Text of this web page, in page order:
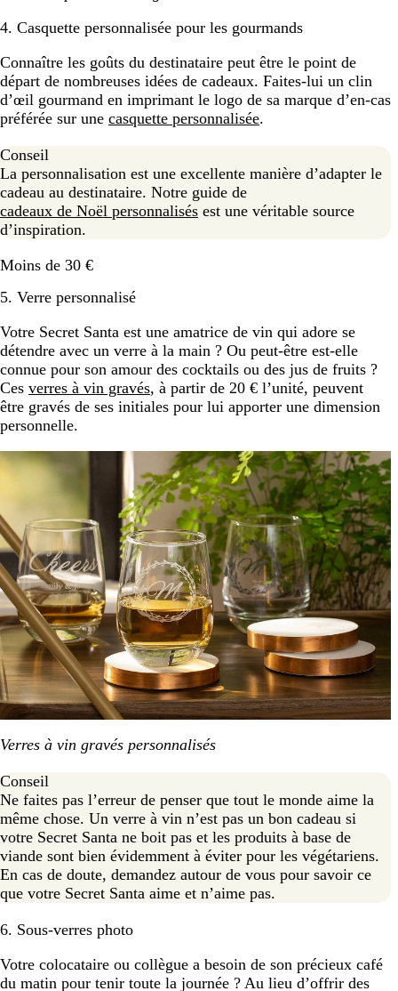
4. Casquette personnalisée pour les gourmands
Connaître les goûts du destinataire peut être le point de
départ de nombreuses idées de cadeaux. Faites-lui un clin
d’œil gourmand en imprimant le logo de sa marque d’en-cas
préférée sur une casquette personnalisée.
Conseil
La personnalisation est une excellente manière d’adapter le
cadeau au destinataire. Notre guide de
cadeaux de Noël personnalisés est une véritable source
d’inspiration.
Moins de 30 €
5. Verre personnalisé
Votre Secret Santa est une amatrice de vin qui adore se
détendre avec un verre à la main ? Ou peut-être est-elle
connue pour son amour des cocktails ou des jus de fruits ?
Ces verres à vin gravés, à partir de 20 € l’unité, peuvent
être gravés de ses initiales pour lui apporter une dimension
personnelle.
Verres à vin gravés personnalisés
Conseil
Ne faites pas l’erreur de penser que tout le monde aime la
même chose. Un verre à vin n’est pas un bon cadeau si
votre Secret Santa ne boit pas et les produits à base de
viande sont bien évidemment à éviter pour les végétariens.
En cas de doute, demandez autour de vous pour savoir ce
que votre Secret Santa aime et n’aime pas.
6. Sous-verres photo
Votre colocataire ou collègue a besoin de son précieux café
du matin pour tenir toute la journée ? Au lieu d’offrir des